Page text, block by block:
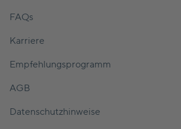
FAQs
Karriere
Empfehlungsprogramm
AGB
Datenschutzhinweise